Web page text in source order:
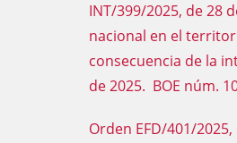
INT/399/2025, de 28
nacional en el
consecuencia de la
de 2025. BOE núm.
Orden EFD/401/